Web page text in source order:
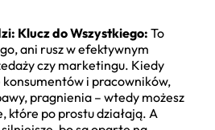
Klucz do Wszystkiego: To
ani rusz w efektywnym
czy marketingu. Kiedy
konsumentów i pracowników,
pragnienia – wtedy możesz
które po prostu działają. A